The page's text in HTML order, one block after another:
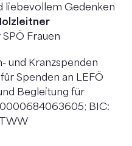
liebevollem Gedenken
Frauen
und Kranzspenden
Spenden an LEFÖ
Begleitung für
BIC: